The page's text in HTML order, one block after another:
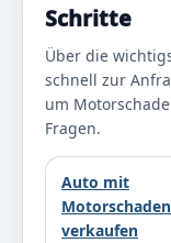
Schritte
Über die
schnell zur
um
Fragen.
Auto mit
Motorschaden
verkaufen